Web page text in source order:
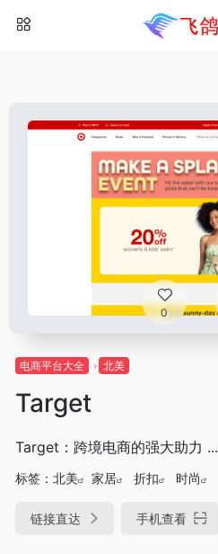
0
电商平台大全 北美
Target
Target：跨境电商的强大助力 ...
标签： 北美 家居 折扣 时尚
链接直达 手机查看